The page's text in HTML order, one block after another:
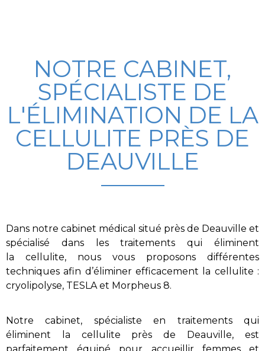
NOTRE CABINET,
SPÉCIALISTE DE
L'ÉLIMINATION DE LA
CELLULITE PRÈS DE
DEAUVILLE
Dans notre cabinet médical situé près de Deauville et
spécialisé dans les traitements qui éliminent
la cellulite, nous vous proposons différentes
techniques afin d’éliminer efficacement la cellulite :
cryolipolyse, TESLA et Morpheus 8.
Notre cabinet, spécialiste en traitementsqui
éliminent la cellulite près de Deauville, est